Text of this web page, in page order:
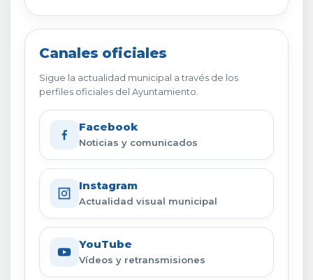
Canales oficiales
Sigue la actualidad municipal a través de los
perfiles oficiales del Ayuntamiento.
Facebook
Noticias y comunicados
Instagram
Actualidad visual municipal
YouTube
Vídeos y retransmisiones